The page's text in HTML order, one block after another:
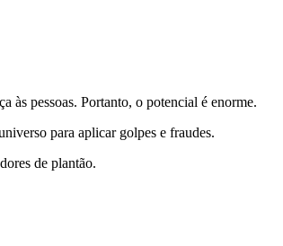
às pessoas. Portanto, o potencial é enorme.
para aplicar golpes e fraudes.
de plantão.